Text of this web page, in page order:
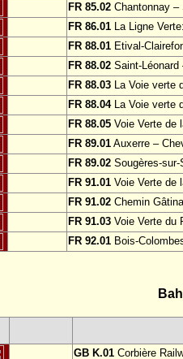
FR 85.02 Chantonnay –
FR 86.01 La Ligne
FR 88.01 Etival-
FR 88.02 Saint-Léonard
FR 88.03 La Voie verte
FR 88.04La Voie verte
FR 88.05 Voie Verte de
FR 89.01 Auxerre –
FR 89.02 Sougères-
FR 91.01 Voie Verte de
FR 91.02 Chemin
FR 91.03 Voie Verte du
FR 92.01 Bois-
GB K.01 Corbière